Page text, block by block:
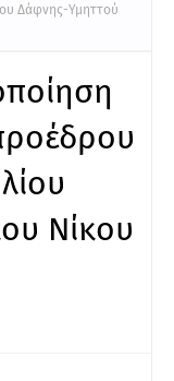
Δάφνης-Υμηττού
Νίκου